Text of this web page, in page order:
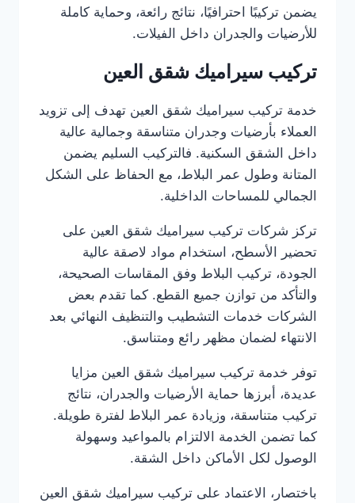
يضمن تركيبًا احترافيًا، نتائج رائعة، وحماية كاملة
للأرضيات والجدران داخل الفيلات.
تركيب سيراميك شقق العين
خدمة تركيب سيراميك شقق العين تهدف إلى تزويد
العملاء بأرضيات وجدران متناسقة وجمالية عالية
داخل الشقق السكنية. فالتركيب السليم يضمن
المتانة وطول عمر البلاط، مع الحفاظ على الشكل
الجمالي للمساحات الداخلية.
تركز شركات تركيب سيراميك شقق العين على
تحضير الأسطح، استخدام مواد لاصقة عالية
الجودة، تركيب البلاط وفق المقاسات الصحيحة،
والتأكد من توازن جميع القطع. كما تقدم بعض
الشركات خدمات التشطيب والتنظيف النهائي بعد
الانتهاء لضمان مظهر رائع ومتناسق.
توفر خدمة تركيب سيراميك شقق العين مزايا
عديدة، أبرزها حماية الأرضيات والجدران، نتائج
تركيب متناسقة، وزيادة عمر البلاط لفترة طويلة.
كما تضمن الخدمة الالتزام بالمواعيد وسهولة
الوصول لكل الأماكن داخل الشقة.
باختصار، الاعتماد على تركيب سيراميك شقق العين